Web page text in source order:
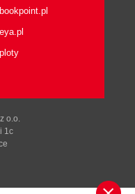
(76)
(76)
i Notepad (76)
programu
o.o.
1c